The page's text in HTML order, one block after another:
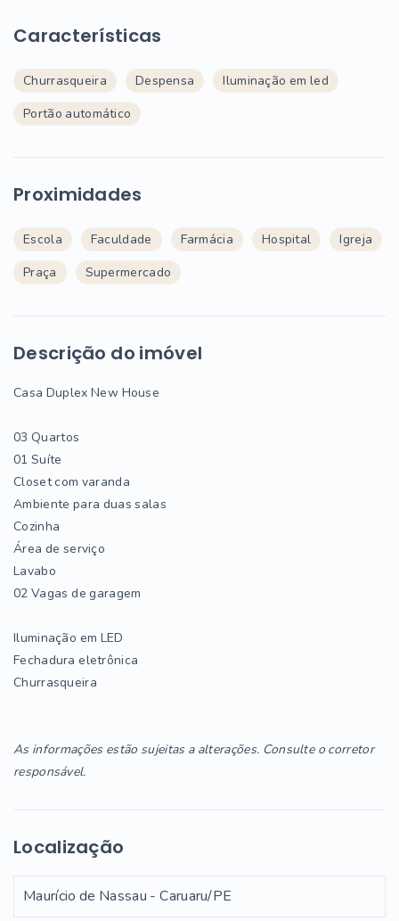
Características
Churrasqueira Despensa
Iluminação em led
Portão automático
Proximidades
Escola Faculdade Farmácia Hospital
Igreja
Praça
Supermercado
Descrição do imóvel
Casa Duplex New House
03 Quartos
01 Suíte
Closet com varanda
Ambiente para duas salas
Cozinha
Área de serviço
Lavabo
02 Vagas de garagem
Iluminação em LED
Fechadura eletrônica
Churrasqueira
As informações estão sujeitas a alterações. Consulte o corretor
responsável.
Localização
Maurício de Nassau - Caruaru/PE